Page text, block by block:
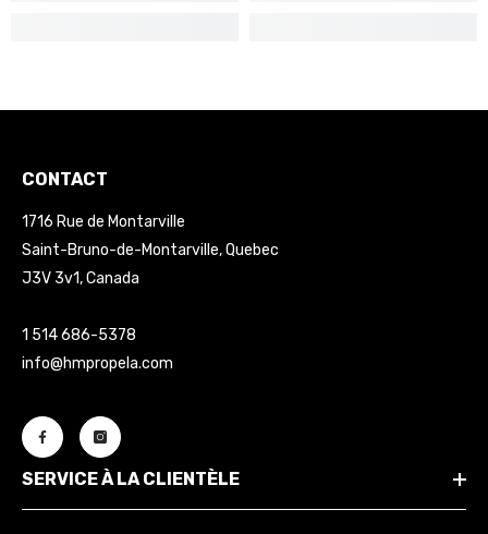
CONTACT
1716 Rue de Montarville
Saint-Bruno-de-Montarville, Quebec
J3V 3v1, Canada
1 514 686-5378
info@hmpropela.com
SERVICE À LA CLIENTÈLE